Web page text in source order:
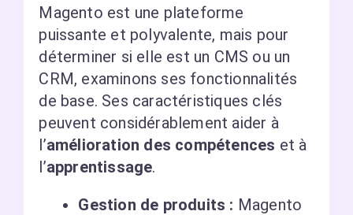
Magento est une plateforme
puissante et polyvalente, mais pour
déterminer si elle est un CMS ou un
CRM, examinons ses fonctionnalités
de base. Ses caractéristiques clés
peuvent considérablement aider à
l’amélioration des compétences et à
l’apprentissage.
Gestion de produits : Magento